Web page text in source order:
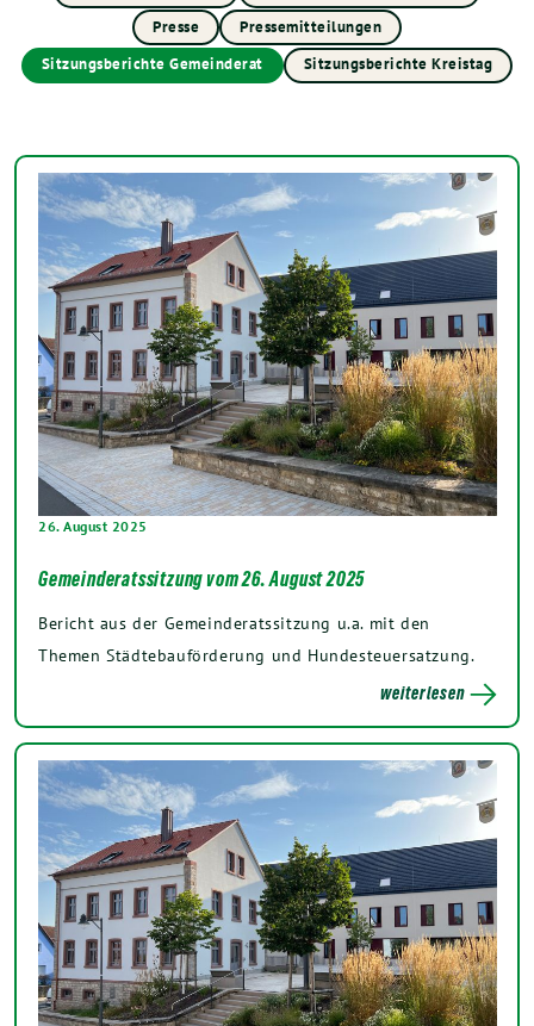
Presse
Pressemitteilungen
Sitzungsberichte Gemeinderat
Sitzungsberichte Kreistag
26. August 2025
Gemeinderatssitzung vom 26. August 2025
Bericht aus der Gemeinderatssitzung u.a. mit den
Themen Städtebauförderung und Hundesteuersatzung.
weiterlesen